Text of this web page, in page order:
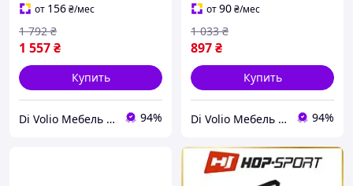
от 156₴/мес
1 557₴
1 792 ₴
Купить
Di Volio Мебель для Дома и Сада 94%
от90₴/мес
897₴
1 033 ₴
Купить
Di Volio Мебель для Дома и Сада 94%